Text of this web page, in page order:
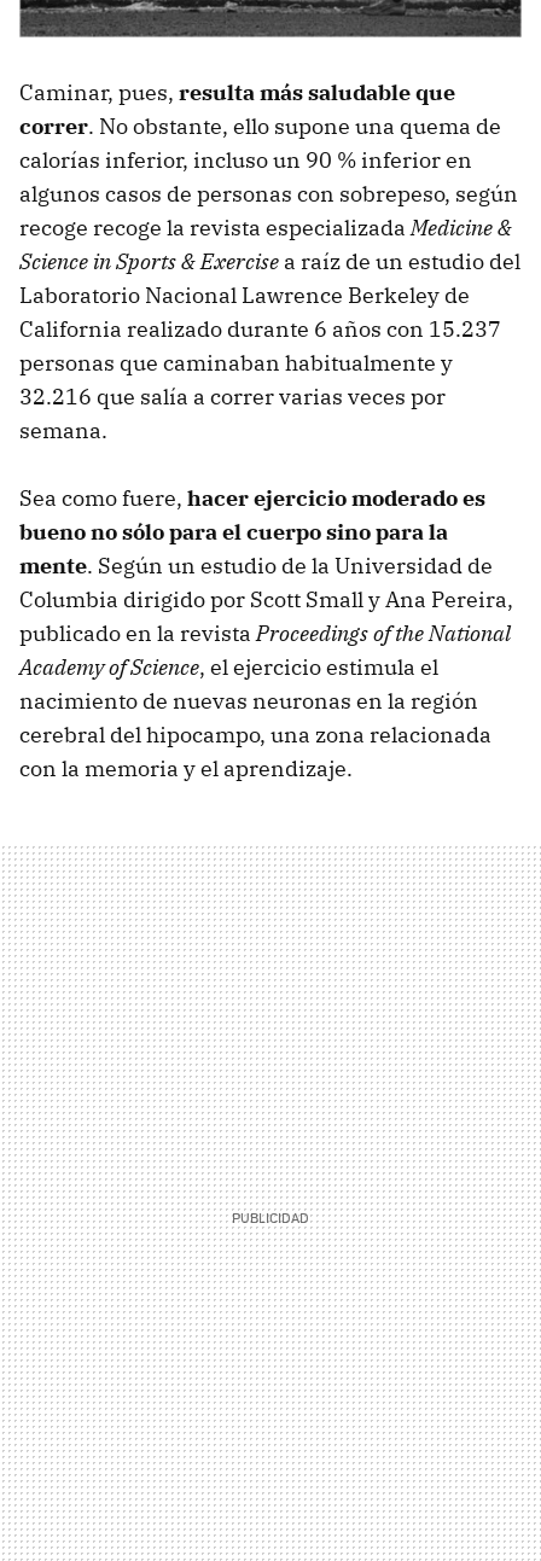
Caminar, pues, resulta más saludable que
correr. No obstante, ello supone una quema de
calorías inferior, incluso un 90 % inferior en
algunos casos de personas con sobrepeso, según
recoge recoge la revista especializadaMedicine &
Science in Sports & Exercise a raíz de un estudio del
Laboratorio Nacional Lawrence Berkeley de
California realizado durante 6 años con 15.237
personas que caminaban habitualmente y
32.216 que salía a correr varias veces por
semana.
Sea como fuere, hacer ejercicio moderado es
bueno no sólo para el cuerpo sino para la
mente. Según un estudio de la Universidad de
Columbia dirigido por Scott Small y Ana Pereira,
publicado en la revistaProceedings of the National
Academy of Science, el ejercicio estimula el
nacimiento de nuevas neuronas en la región
cerebral del hipocampo, una zona relacionada
con la memoria y el aprendizaje.